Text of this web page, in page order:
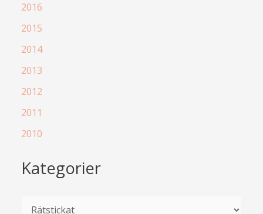
2016
2015
2014
2013
2012
2011
2010
Kategorier